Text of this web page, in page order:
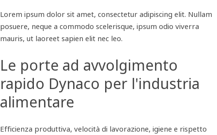
Lorem ipsum dolor sit amet, consectetur adipiscing elit. Nullam
posuere, neque a commodo scelerisque, ipsum odio viverra
mauris, ut laoreet sapien elit nec leo.
Le porte ad avvolgimento
rapido Dynaco per l'industria
alimentare
Efficienza produttiva, velocità di lavorazione, igiene e rispetto